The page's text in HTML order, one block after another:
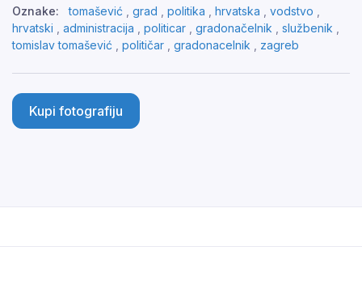
Oznake:
tomašević grad politika hrvatska vodstvo
hrvatski
administracija politicar gradonačelnik službenik
tomislav tomašević
političar gradonacelnik zagreb
Kupi fotografiju